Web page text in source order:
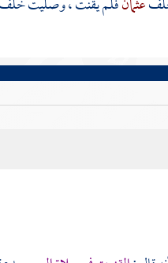
عثمانفلم يقنت ، وصليت خلف